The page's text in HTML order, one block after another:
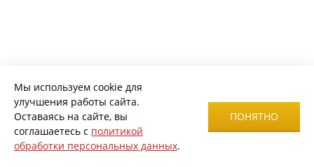
Мы используем cookie для
улучшения работы сайта.
Оставаясь на сайте, вы
соглашаетесь с политикой
обработки персональных данных.
ПОНЯТНО